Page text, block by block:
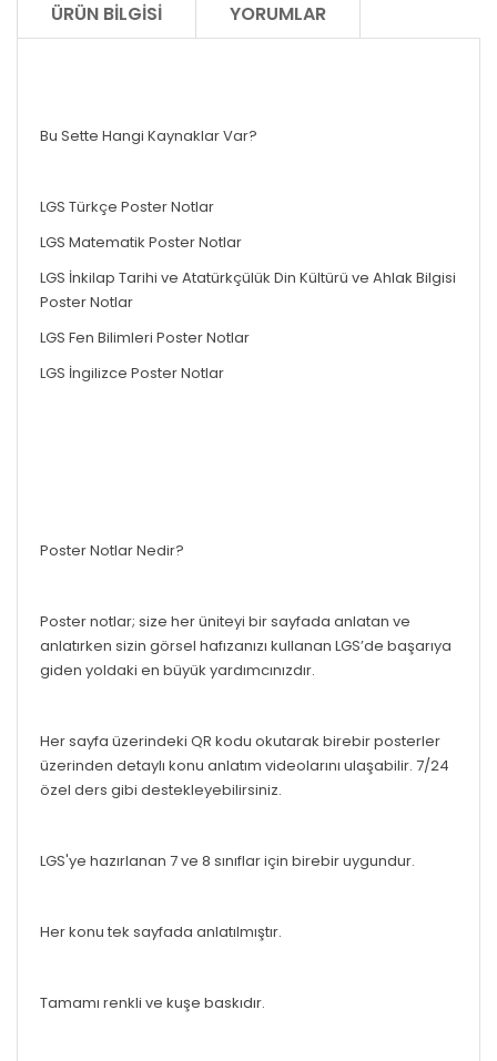
ÜRÜN BILGISI YORUMLAR
Bu Sette Hangi Kaynaklar Var?
LGS Türkçe Poster Notlar
LGS Matematik Poster Notlar
LGS İnkilap Tarihi ve Atatürkçülük Din Kültürü ve Ahlak Bilgisi
Poster Notlar
LGS Fen Bilimleri Poster Notlar
LGS İngilizce Poster Notlar
Poster Notlar Nedir?
Poster notlar; size her üniteyi bir sayfada anlatan ve
anlatırken sizin görsel hafızanızı kullanan LGS’de başarıya
giden yoldaki en büyük yardımcınızdır.
Her sayfa üzerindeki QR kodu okutarak birebir posterler
üzerinden detaylı konu anlatım videolarını ulaşabilir. 7/24
özel ders gibi destekleyebilirsiniz.
LGS'ye hazırlanan 7 ve 8 sınıflar için birebir uygundur.
Her konu tek sayfada anlatılmıştır.
Tamamı renkli ve kuşe baskıdır.